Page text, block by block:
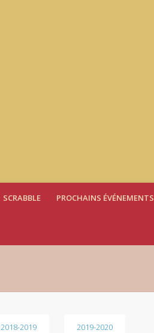
SCRABBLE PROCHAINS ÉVÉNEMENTS
2018-2019 2019-2020